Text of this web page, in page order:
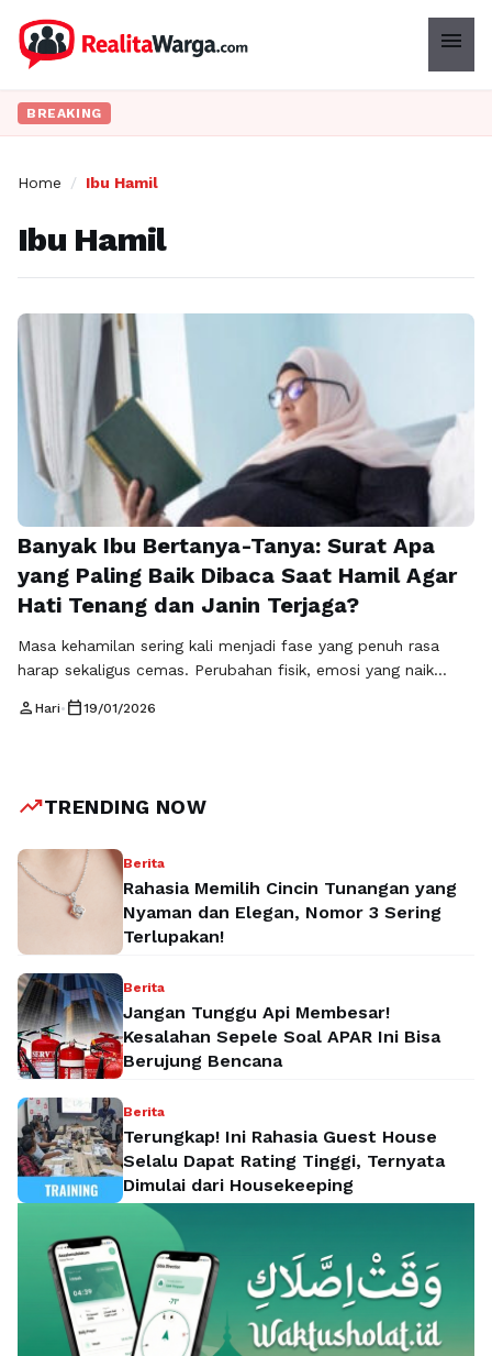
menu
BREAKING
Home / Ibu Hamil
Ibu Hamil
Banyak Ibu Bertanya-Tanya: Surat Apa
yang Paling Baik Dibaca Saat Hamil Agar
Hati Tenang dan Janin Terjaga?
Masa kehamilan sering kali menjadi fase yang penuh rasa
harap sekaligus cemas. Perubahan fisik, emosi yang naik
banyak ibu mencari ketenangan batin. Di sinilah Al-Qur’an
Selengkapnya
person Hari• calendar_today19/01/2026
trending_upTRENDING NOW
Berita
Rahasia Memilih Cincin Tunangan yang
Nyaman dan Elegan, Nomor 3 Sering
Terlupakan!
Berita
Jangan Tunggu Api Membesar!
Kesalahan Sepele Soal APAR Ini Bisa
Berujung Bencana
Berita
Terungkap! Ini Rahasia Guest House
Selalu Dapat Rating Tinggi, Ternyata
Dimulai dari Housekeeping